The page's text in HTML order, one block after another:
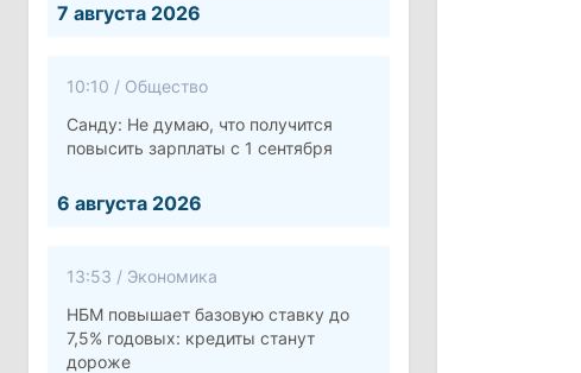
7 августа 2026
10:10 / Общество
Санду: Не думаю, что получится
повысить зарплаты с 1 сентября
6 августа 2026
13:53 / Экономика
НБМ повышает базовую ставку до
7,5% годовых: кредиты станут
дороже